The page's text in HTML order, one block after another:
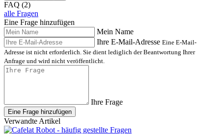
FAQ (2)
alle Fragen
Eine Frage hinzufügen
Mein Name
Ihre E-Mail-Adresse Eine E-Mail-
Adresse ist nicht erforderlich. Sie dient lediglich der Beantwortung Ihrer
Anfrage und wird nicht veröffentlicht.
Ihre Frage
Eine Frage hinzufügen
Verwandte Artikel